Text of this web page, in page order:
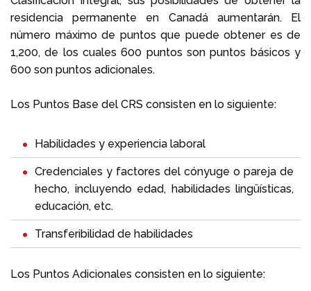
residencia permanente en Canadá aumentarán. El
número máximo de puntos que puede obtener es de
1,200, de los cuales 600 puntos son puntos básicos y
600 son puntos adicionales.
Los Puntos Base del CRS consisten en lo siguiente:
Habilidades y experiencia laboral
Credenciales y factores del cónyuge o pareja de
hecho, incluyendo edad, habilidades lingüísticas,
educación, etc.
Transferibilidad de habilidades
Los Puntos Adicionales consisten en lo siguiente: